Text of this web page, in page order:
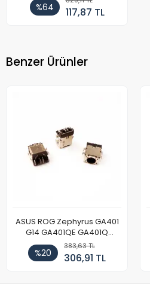
%64 117,87 TL
Benzer Ürünler
ASUS ROG Zephyrus GA401
G14 GA401QE GA401Q
GA402 GA402R GA402RK
HQ058T GA503QR GA503QS
GA503QM GA503QE GX650
Soketi
%20
383,63 TL
306,91 TL